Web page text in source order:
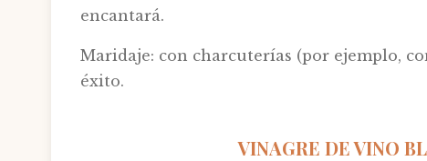
encantará.
Maridaje: con charcuterías (por ejemplo,
éxito.
VINAGRE DE VINO